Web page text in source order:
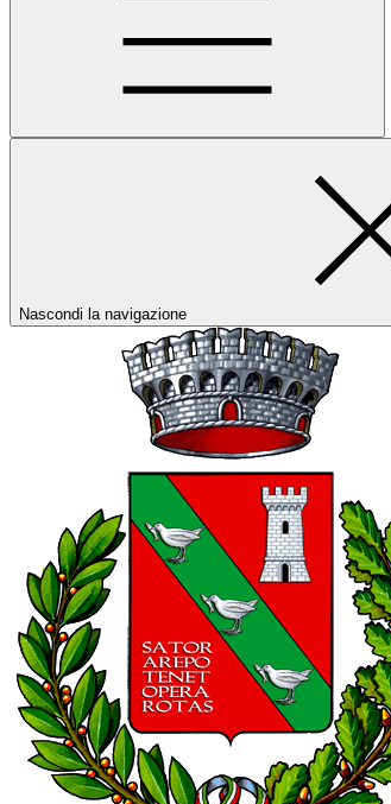
Nascondi la navigazione